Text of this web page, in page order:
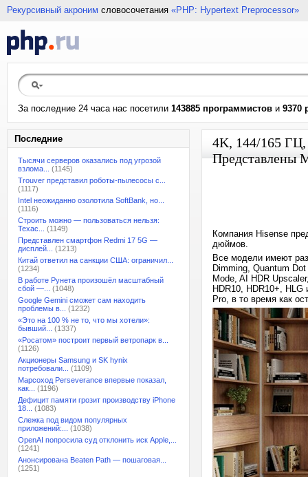
Рекурсивный акроним словосочетания «PHP: Hypertext Preprocessor»
За последние 24 часа нас посетили 143885 программистов и 9370
Последние
Тысячи серверов оказались под угрозой
взлома...
(1145)
Trouver представил роботы-пылесосы с...
(1117)
Intel неожиданно озолотила SoftBank, но...
(1116)
Строить можно — пользоваться нельзя:
Техас...
(1149)
Представлен смартфон Redmi 17 5G —
дисплей...
(1213)
Китай ответил на санкции США: ограничил...
(1234)
В работе Рунета произошёл масштабный
сбой —...
(1048)
Google Gemini сможет сам находить
проблемы в...
(1232)
«Это на 100 % не то, что мы хотели»:
бывший...
(1337)
«Росатом» построит первый ветропарк в...
(1126)
Акционеры Samsung и SK hynix
потребовали...
(1109)
Марсоход Perseverance впервые показал,
как...
(1196)
Дефицит памяти грозит производству iPhone
18...
(1083)
Слежка под видом популярных
приложений:...
(1038)
OpenAI попросила суд отклонить иск Apple,...
(1241)
Анонсирована Beaten Path — пошаговая...
(1251)
4K, 144/165 ГЦ,
Представлены
Компания Hisense
дюймов.
Все модели имеют
Dimming, Quantum
Mode, AI HDR
HDR10, HDR10+,
Pro, в то время как